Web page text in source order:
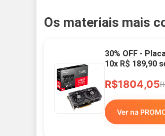
Os materiais mais
30% OFF -
10x R$ 189,90
R$1804,05
Ver na